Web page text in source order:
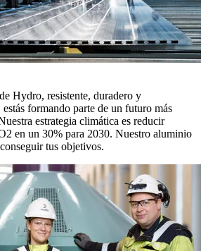
Hydro, resistente, duradero y
formando parte de un futuro más
estrategia climática es reducir
en un 30% para 2030. Nuestro aluminio
tus objetivos.